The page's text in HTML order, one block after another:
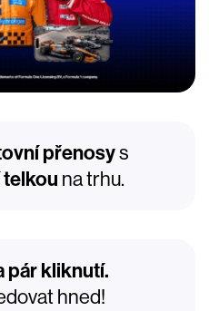
přenosys
na trhu.
pár kliknutí.
hned!